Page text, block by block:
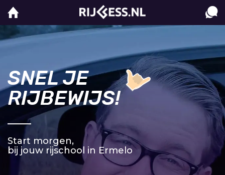
SNEL JE
RIJBEWIJS!
Start morgen,
bij jouw rijschool in Ermelo